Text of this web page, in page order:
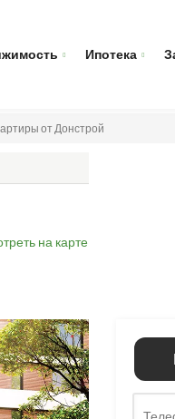
Ипотека
от Донстрой
на карте